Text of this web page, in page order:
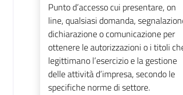
Punto d’accesso cui presentare, on
line, qualsiasi domanda,
dichiarazione o comunicazione per
ottenere le autorizzazioni o i titoli
legittimano l’esercizio e la gestione
delle attività d’impresa, secondo le
specifiche norme di settore.